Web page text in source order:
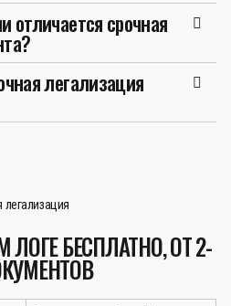
отличается срочная
легализация
легализация
БЕСПЛАТНО, ОТ 2-